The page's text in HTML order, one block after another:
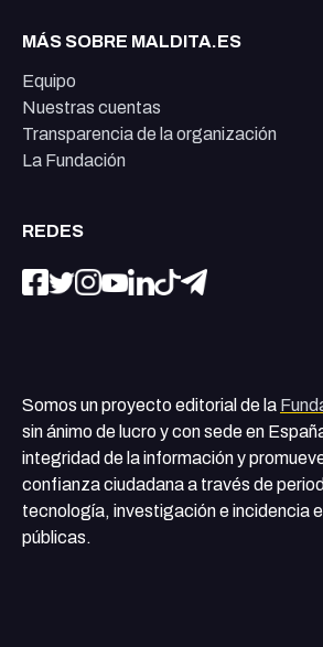
MÁS SOBRE MALDITA.ES
Equipo
Nuestras cuentas
Transparencia de la organización
La Fundación
REDES
Somos un proyecto editorial de la
sin ánimo de lucro y con sede en
integridad de la información y
confianza ciudadana a través de
tecnología, investigación e incidencia
públicas.